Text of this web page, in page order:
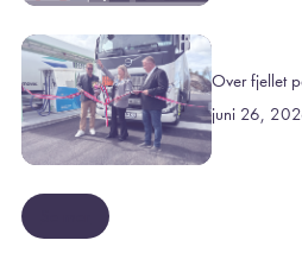
Over fjellet
juni 26,